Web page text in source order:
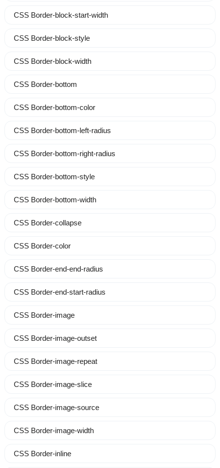
CSS Border-block-start-width
CSS Border-block-style
CSS Border-block-width
CSS Border-bottom
CSS Border-bottom-color
CSS Border-bottom-left-radius
CSS Border-bottom-right-radius
CSS Border-bottom-style
CSS Border-bottom-width
CSS Border-collapse
CSS Border-color
CSS Border-end-end-radius
CSS Border-end-start-radius
CSS Border-image
CSS Border-image-outset
CSS Border-image-repeat
CSS Border-image-slice
CSS Border-image-source
CSS Border-image-width
CSS Border-inline